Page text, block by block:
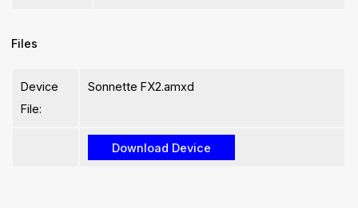
Files
Device
File:
Sonnette FX2.amxd